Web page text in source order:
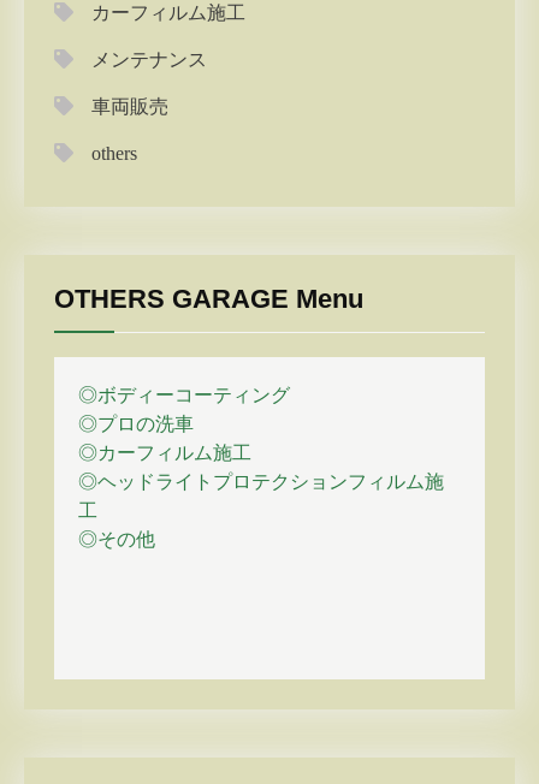
カーフィルム施工
メンテナンス
車両販売
others
OTHERS GARAGE Menu
◎ボディーコーティング
◎プロの洗車
◎カーフィルム施工
◎ヘッドライトプロテクションフィルム施
工
◎その他